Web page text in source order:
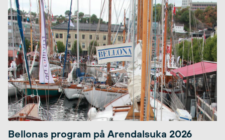
Bellonas program på Arendalsuka 2026